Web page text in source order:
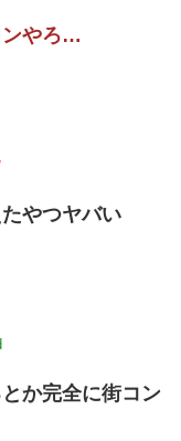
ンやろ…
やつヤバい
か完全に街コン